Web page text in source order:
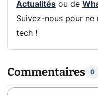
Actualitésou de
Suivez-nous pour
tech !
Commentaires 0